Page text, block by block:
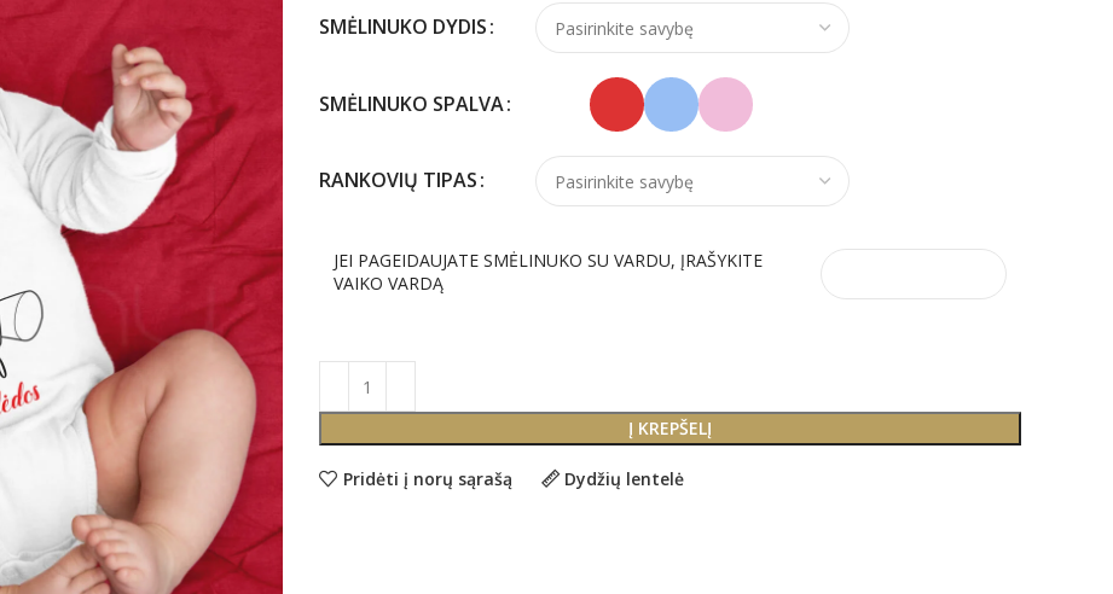
SMĖLINUKO DYDIS
SMĖLINUKO SPALVA
RANKOVIŲ TIPAS
JEI PAGEIDAUJATE SMĖLINUKO SU VARDU, ĮRAŠYKITE
VAIKO VARDĄ
Į KREPŠELĮ
Pridėti į norų sąrašą Dydžių lentelė